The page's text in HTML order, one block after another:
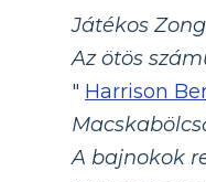
Játékos
Az ötös
" Harrison
A bajnokok